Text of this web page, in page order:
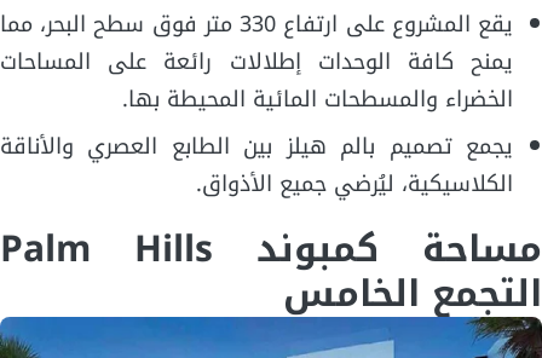
يقع المشروع على ارتفاع 330 متر فوق سطح البحر، مما
يمنح كافة الوحدات إطلالات رائعة على المساحات
الخضراء والمسطحات المائية المحيطة بها.
يجمع تصميم بالم هيلز بين الطابع العصري والأناقة
الكلاسيكية، ليُرضي جميع الأذواق.
مساحة كمبوند Palm Hills
التجمع الخامس